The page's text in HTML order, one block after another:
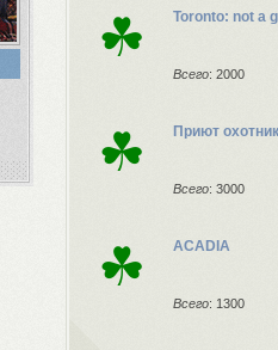
☘ Toronto: not a
Всего: 2000
☘ Приют
Всего: 3000
☘ ACADIA
Всего: 1300